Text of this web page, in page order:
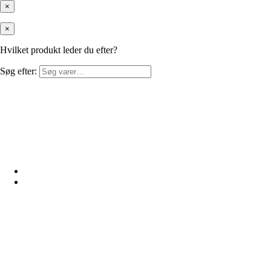
×
×
Hvilket produkt leder du efter?
Søg efter: